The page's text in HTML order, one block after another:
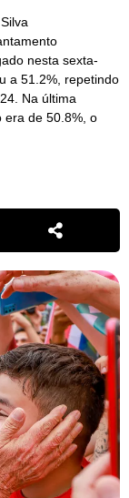
nesta sexta-
a 51.2%, repetindo
Na última
era de 50.8%, o